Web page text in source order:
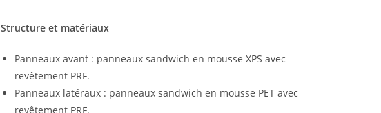
Structure et matériaux
Panneaux avant : panneaux sandwich en mousse XPS avec
revêtement PRF.
Panneaux latéraux : panneaux sandwich en mousse PET avec
revêtement PRF.